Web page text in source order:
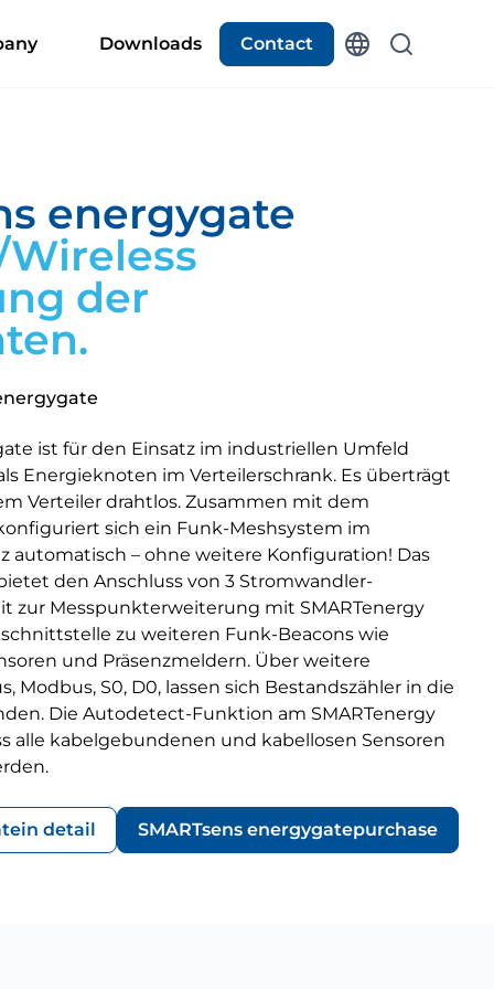
Downloads Contact
energygate
der
ist für den Einsatz im industriellen Umfeld
Energieknoten im Verteilerschrank. Es überträgt
Verteiler drahtlos. Zusammen mit dem
sich ein Funk-Meshsystem im
automatisch – ohne weitere Konfiguration! Das
den Anschluss von 3 Stromwandler-
zur Messpunkterweiterung mit SMARTenergy
zu weiteren Funk-Beacons wie
und Präsenzmeldern. Über weitere
Modbus, S0, D0, lassen sich Bestandszähler in die
Die Autodetect-Funktion am SMARTenergy
alle kabelgebundenen und kabellosen Sensoren
in detail SMARTsens energygatepurchase